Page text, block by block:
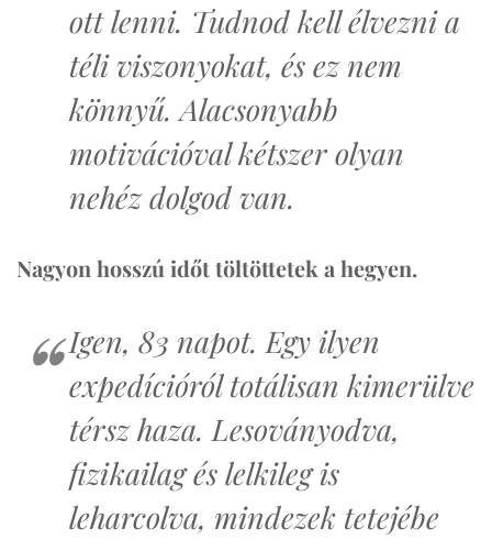
ott lenni. Tudnod kell élvezni a
téli viszonyokat, és ez nem
könnyű. Alacsonyabb
motivációval kétszer olyan
nehéz dolgod van.
Nagyon hosszú időt töltöttetek a hegyen.
Igen, 83 napot. Egy ilyen
expedícióról totálisan kimerülve
térsz haza. Lesoványodva,
fizikailag és lelkileg is
leharcolva, mindezek tetejébe